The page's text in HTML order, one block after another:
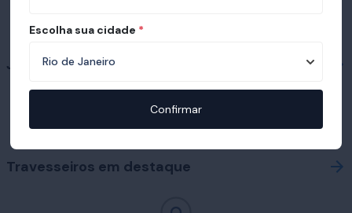
Já conhece nossas bases?
Travesseiros em destaque
Escolha sua cidade *
Confirmar